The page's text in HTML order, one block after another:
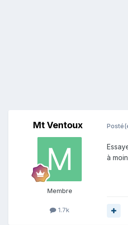
Mt Ventoux
Membre
1.7k
à